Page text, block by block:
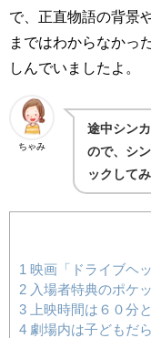
で、正直物語の背景
まではわからなかっ
しんでいましたよ。
ちゃみ
途中シン
ので、シ
ックして
1
映画「ドライブヘ
2 入場者特典のポケ
3 上映時間は６０分
4 劇場内は子どもだ